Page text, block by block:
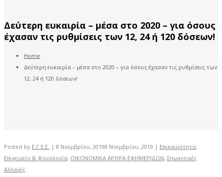
Δεύτερη ευκαιρία – μέσα στο 2020 – για όσους
έχασαν τις ρυθμίσεις των 12, 24 ή 120 δόσεων!
Home
Δεύτερη ευκαιρία – μέσα στο 2020 – για όσους έχασαν τις ρυθμίσεις των
12, 24 ή 120 δόσεων!
Posted by Ε.Γ.Ε.Σ. | 8 Νοεμβρίου, 20198 Νοεμβρίου, 2019 | Επικαιρότητα,
Επιχειρείν & Φορολογία, ΟΙΚΟΝΟΜΙΚΑ ΑΡΘΡΑ ΕΦΗΜΕΡΙΔΩΝ, Σημαντικές
Αλλαγές